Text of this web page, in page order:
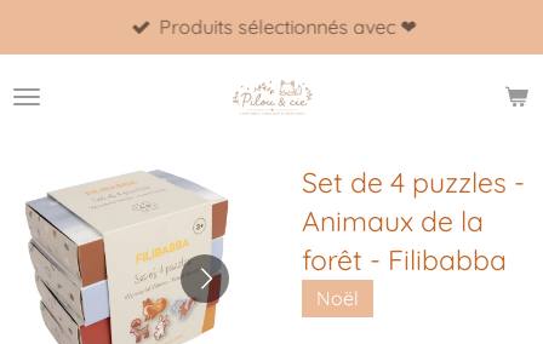
au
contenu
Produits sélectionnés avec ❤
Set de 4 puzzles -
Animaux de la
forêt - Filibabba
Noël